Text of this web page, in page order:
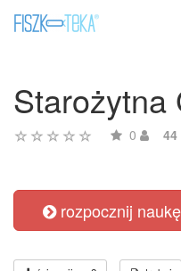
Starożytna
0
rozpocznij naukę